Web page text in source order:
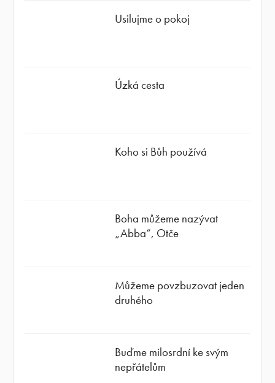
Usilujme o pokoj
Úzká cesta
Koho si Bůh používá
Boha můžeme nazývat
„Abba“, Otče
Můžeme povzbuzovat jeden
druhého
Buďme milosrdní ke svým
nepřátelům